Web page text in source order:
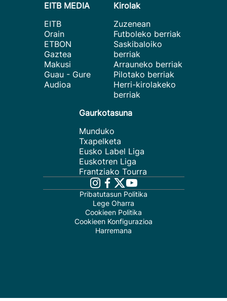
EITB MEDIA
EITB
Orain
ETBON
Gaztea
Makusi
Guau - Gure
Audioa
Kirolak
Zuzenean
Futboleko berriak
Saskibaloiko
berriak
Arrauneko berriak
Pilotako berriak
Herri-kirolakeko
berriak
Gaurkotasuna
Munduko
Txapelketa
Eusko Label Liga
Euskotren Liga
Frantziako Tourra
Pribatutasun Politika
Lege Oharra
Cookieen Politika
Cookieen Konfigurazioa
Harremana